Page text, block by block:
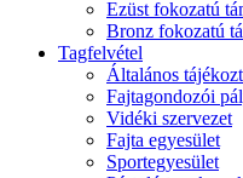
Ezüst fokozatú
Bronz fokozatú
Tagfelvétel
Általános
Fajtagondozói
Vidéki szervezet
Fajta egyesület
Sportegyesület